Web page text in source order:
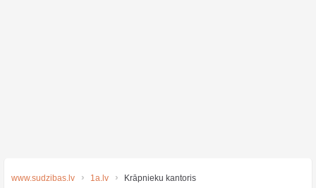
www.sudzibas.lv 1a.lv Krāpnieku kantoris